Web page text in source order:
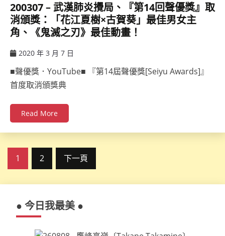
200307 – 武漢肺炎攪局、『第14回聲優獎』取
消頒獎：「花江夏樹×古賀葵」最佳男女主
角、《鬼滅之刃》最佳動畫！
2020 年 3 月 7 日
■聲優獎．YouTube■ 『第14屆聲優獎[Seiyu Awards]』
首度取消頒獎典
Read More
文
頁
1 2 下一頁
● 今日我最美 ●